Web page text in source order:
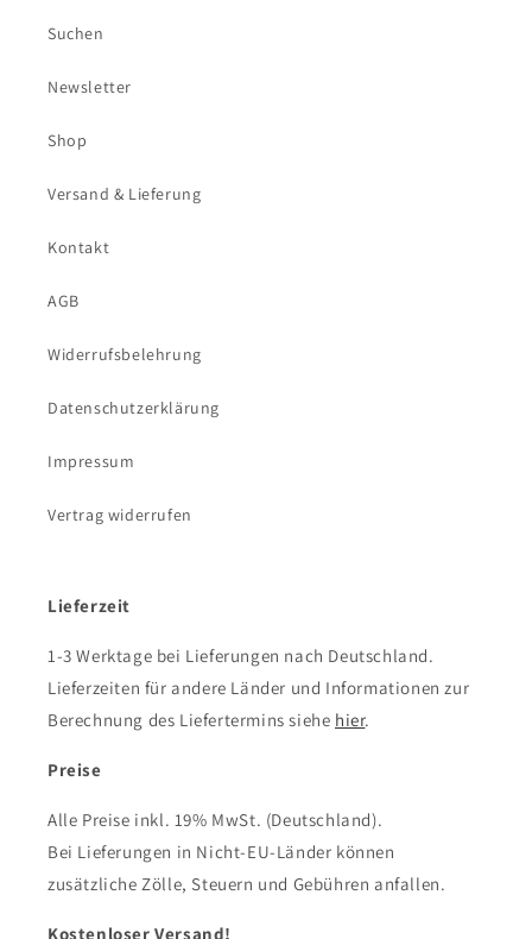
Suchen
Newsletter
Shop
Versand & Lieferung
Kontakt
AGB
Widerrufsbelehrung
Datenschutzerklärung
Impressum
Vertrag widerrufen
Lieferzeit
1-3 Werktage bei Lieferungen nach Deutschland.
Lieferzeiten für andere Länder und Informationen zur
Berechnung des Liefertermins siehe hier.
Preise
Alle Preise inkl. 19% MwSt. (Deutschland).
Bei Lieferungen in Nicht-EU-Länder können
zusätzliche Zölle, Steuern und Gebühren anfallen.
Kostenloser Versand!